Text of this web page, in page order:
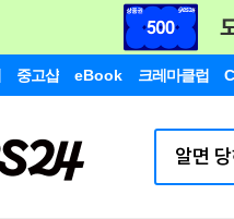
중고샵 eBook 크레마클럽